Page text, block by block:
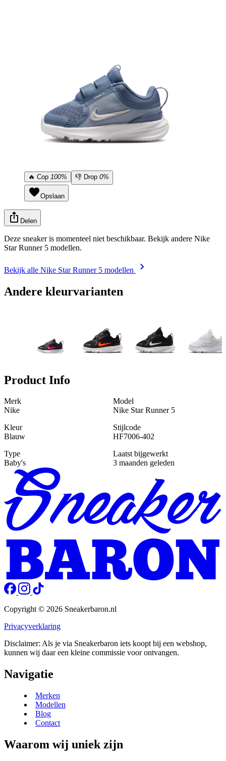
🔥 Cop 100% 👎 Drop 0%
Opslaan
Delen
Deze sneaker is momenteel niet beschikbaar. Bekijk andere Nike
Star Runner 5 modellen.
Bekijk alle Nike Star Runner 5 modellen
Andere kleurvarianten
Product Info
Merk
Nike
Model
Nike Star Runner 5
Kleur
Blauw
Stijlcode
HF7006-402
Type
Baby's
Laatst bijgewerkt
3 maanden geleden
Copyright © 2026 Sneakerbaron.nl
Privacyverklaring
Disclaimer: Als je via Sneakerbaron iets koopt bij een webshop,
kunnen wij daar een kleine commissie voor ontvangen.
Navigatie
Merken
Modellen
Blog
Contact
Waarom wij uniek zijn